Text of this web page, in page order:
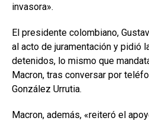
invasora».
El presidente colombiano,
al acto de juramentación y pidió
detenidos, lo mismo que
Macron, tras conversar por
González Urrutia.
Macron, además, «reiteró el